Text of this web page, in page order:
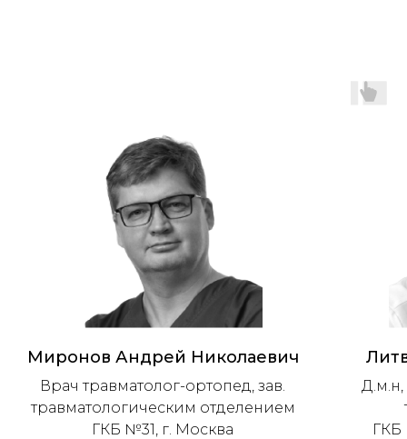
Миронов Андрей Николаевич
Врач травматолог-ортопед, зав.
травматологическим отделением
ГКБ №31, г. Москва
ГКБ